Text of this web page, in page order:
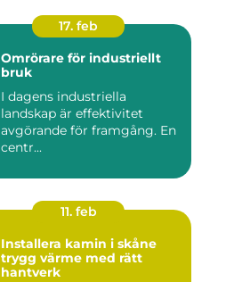
17. feb
Omrörare för industriellt
bruk
I dagens industriella
landskap är effektivitet
avgörande för framgång. En
centr...
11. feb
Installera kamin i skåne
trygg värme med rätt
hantverk